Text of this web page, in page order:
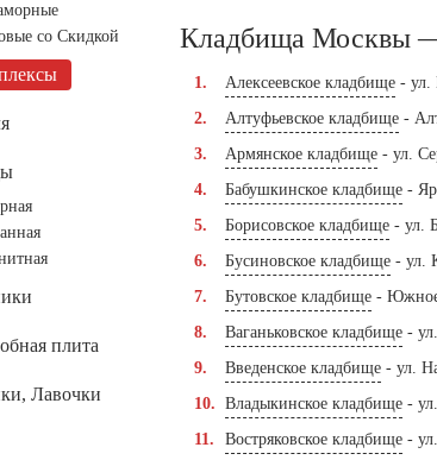
со Скидкой
плита
Лавочки
Кладбища Москвы
Алексеевское кладбище - ул.
Алтуфьевское кладбище -
Армянское кладбище - ул.
Бабушкинское кладбище -
Борисовское кладбище - ул.
Бусиновское кладбище - ул.
Бутовское кладбище - Южное
Ваганьковское кладбище -
Введенское кладбище - ул.
Владыкинское кладбище -
Востряковское кладбище -